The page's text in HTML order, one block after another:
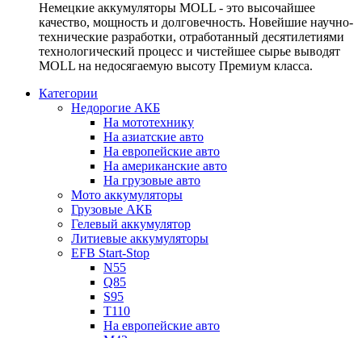
Немецкие аккумуляторы MOLL - это высочайшее
качество, мощность и долговечность. Новейшие научно-
технические разработки, отработанный десятилетиями
технологический процесс и чистейшее сырье выводят
MOLL на недосягаемую высоту Премиум класса.
Категории
Недорогие АКБ
На мототехнику
На азиатские авто
На европейские авто
На американские авто
На грузовые авто
Мото аккумуляторы
Грузовые АКБ
Гелевый аккумулятор
Литиевые аккумуляторы
EFB Start-Stop
N55
Q85
S95
T110
На европейские авто